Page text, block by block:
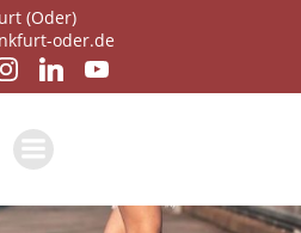
Zum
Inhalt
springen
(Oder)
oder.de